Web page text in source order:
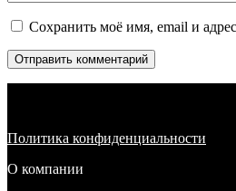
Сохранить моё имя, email и
Политика конфиденциальности
О компании